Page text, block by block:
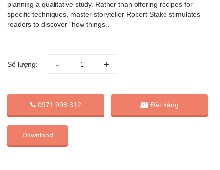
planning a qualitative study. Rather than offering recipes for
specific techniques, master storyteller Robert Stake stimulates
readers to discover "how things...
Số lượng:
0971 998 312 Đặt hàng
Download